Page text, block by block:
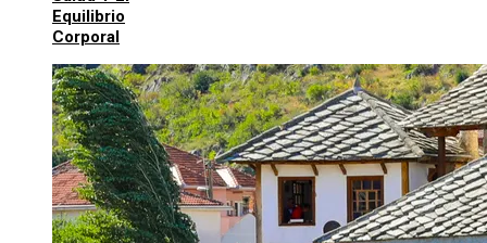
Equilibrio
Corporal